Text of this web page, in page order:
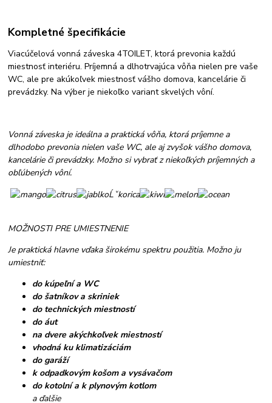
Kompletné špecifikácie
Viacúčelová vonná záveska 4TOILET, ktorá prevonia každú
miestnosť interiéru. Príjemná a dlhotrvajúca vôňa nielen pre vaše
WC, ale pre akúkoľvek miestnosť vášho domova, kancelárie či
prevádzky. Na výber je niekoľko variant skvelých vôní.
Vonná záveska je ideálna a praktická vôňa, ktorá príjemne a
dlhodobo prevonia nielen vaše WC, ale aj zvyšok vášho domova,
kancelárie či prevádzky. Možno si vybrať z niekoľkých príjemných a
obľúbených vôní.
MOŽNOSTI PRE UMIESTNENIE
Je praktická hlavne vďaka širokému spektru použitia. Možno ju
umiestniť:
do kúpeľní a WC
do šatníkov a skriniek
do technických miestností
do áut
na dvere akýchkoľvek miestností
vhodná ku klimatizáciám
do garáží
k odpadkovým košom a vysávačom
do kotolní a k plynovým kotlom
a ďalšie